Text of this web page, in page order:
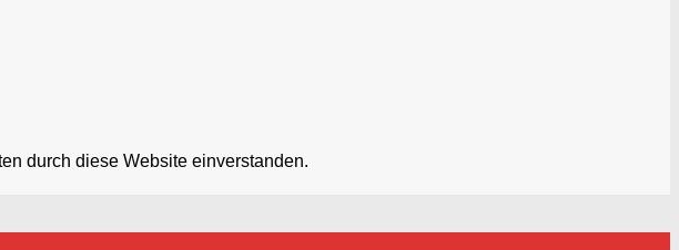
durch diese Website einverstanden.